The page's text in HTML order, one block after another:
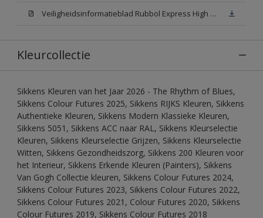
Veiligheidsinformatieblad Rubbol Express High Gloss N00 (MSDS)
Kleurcollectie
Sikkens Kleuren van het Jaar 2026 - The Rhythm of Blues,
Sikkens Colour Futures 2025, Sikkens RIJKS Kleuren, Sikkens
Authentieke Kleuren, Sikkens Modern Klassieke Kleuren,
Sikkens 5051, Sikkens ACC naar RAL, Sikkens Kleurselectie
Kleuren, Sikkens Kleurselectie Grijzen, Sikkens Kleurselectie
Witten, Sikkens Gezondheidszorg, Sikkens 200 Kleuren voor
het Interieur, Sikkens Erkende Kleuren (Painters), Sikkens
Van Gogh Collectie kleuren, Sikkens Colour Futures 2024,
Sikkens Colour Futures 2023, Sikkens Colour Futures 2022,
Sikkens Colour Futures 2021, Colour Futures 2020, Sikkens
Colour Futures 2019, Sikkens Colour Futures 2018